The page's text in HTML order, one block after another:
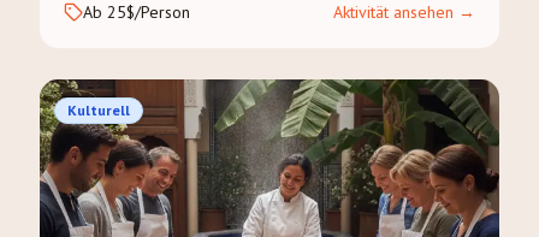
Ab 25$/Person Aktivität ansehen →
Kulturell